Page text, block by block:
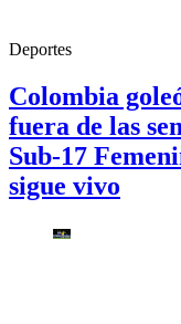
Deportes
Colombia
fuera de las
Sub-17
sigue vivo